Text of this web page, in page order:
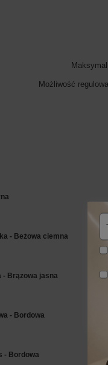
Możliwość
- Beżowa ciemna
- Brązowa jasna
- Bordowa
- Bordowa